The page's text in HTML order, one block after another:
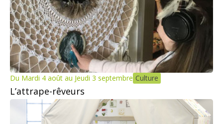
Du Mardi 4 août au Jeudi 3 septembre Culture
L’attrape-rêveurs